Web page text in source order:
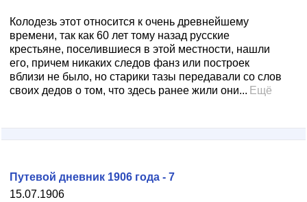
Колодезь этот относится к очень древнейшему
времени, так как 60 лет тому назад русские
крестьяне, поселившиеся в этой местности, нашли
его, причем никаких следов фанз или построек
вблизи не было, но старики тазы передавали со слов
своих дедов о том, что здесь ранее жили они... Ещё
15.07.1906
Путевой дневник 1906 года - 7